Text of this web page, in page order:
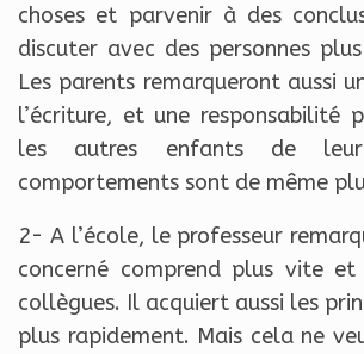
choses et parvenir à des
discuter avec des personnes
Les parents remarqueront aussi
l’écriture, et une responsabilité
les autres enfants de
comportements sont de même
2- A l’école, le professeur
concerné comprend plus vite et
collègues. Il acquiert aussi les
plus rapidement. Mais cela ne